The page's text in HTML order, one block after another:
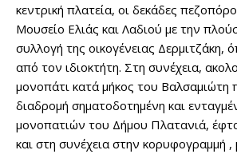
κεντρική πλατεία, οι δεκάδες
Μουσείο Ελιάς και Λαδιού με την
συλλογή της οικογένειας Δερμιτζάκη,
από τον ιδιοκτήτη. Στη συνέχεια,
μονοπάτι κατά μήκος του Βαλσαμιώτη
διαδρομή σηματοδοτημένη και
μονοπατιών του Δήμου Πλατανιά,
και στη συνέχεια στην κορυφογραμμή